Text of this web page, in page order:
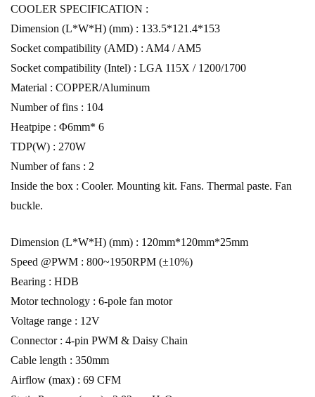
COOLER SPECIFICATION :
Dimension (L*W*H) (mm) : 133.5*121.4*153
Socket compatibility (AMD) : AM4 / AM5
Socket compatibility (Intel) : LGA 115X / 1200/1700
Material : COPPER/Aluminum
Number of fins : 104
Heatpipe : Φ6mm* 6
TDP(W) : 270W
Number of fans : 2
Inside the box : Cooler. Mounting kit. Fans. Thermal paste. Fan
buckle.
Dimension (L*W*H) (mm) : 120mm*120mm*25mm
Speed @PWM : 800~1950RPM (±10%)
Bearing : HDB
Motor technology : 6-pole fan motor
Voltage range : 12V
Connector : 4-pin PWM & Daisy Chain
Cable length : 350mm
Airflow (max) : 69 CFM